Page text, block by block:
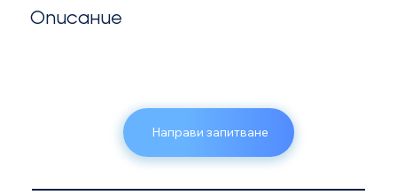
Описание
Направи запитване